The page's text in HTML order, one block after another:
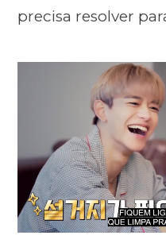
precisa resolver